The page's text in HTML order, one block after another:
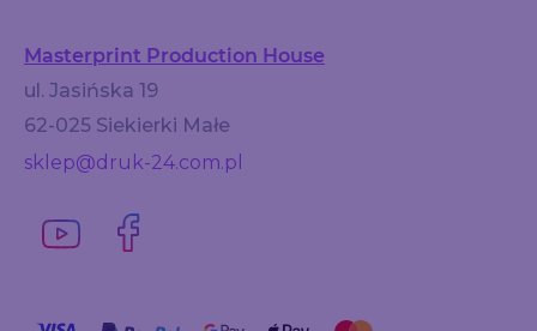
Masterprint Production House
ul. Jasińska 19
62-025 Siekierki Małe
sklep@druk-24.com.pl